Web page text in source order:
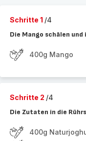
Schritte 1 /4
Die Mango schälen
400g Mango
Schritte 2 /4
Die Zutaten in die
400g